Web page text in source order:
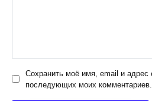
Сохранить моё имя, email и адрес
последующих моих комментариев.